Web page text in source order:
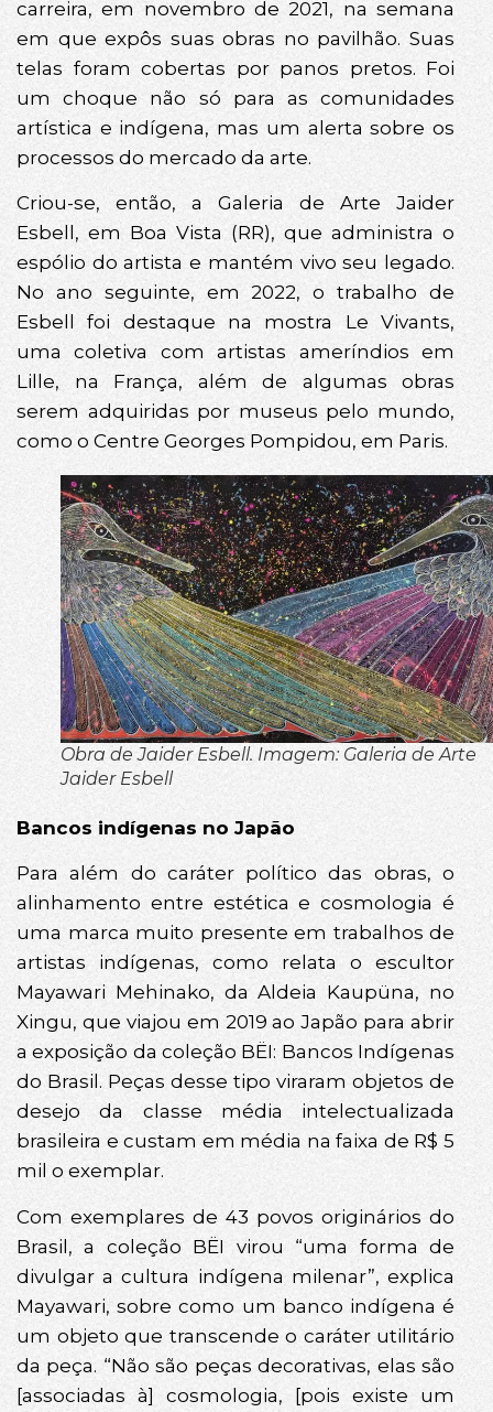
carreira, em novembro de 2021, na semana
em que expôs suas obras no pavilhão. Suas
telas foram cobertas por panos pretos. Foi
um choque não só para as comunidades
artística e indígena, mas um alerta sobre os
processos do mercado da arte.
Criou-se, então, a Galeria de Arte Jaider
Esbell, em Boa Vista (RR), que administra o
espólio do artista e mantém vivo seu legado.
No ano seguinte, em 2022, o trabalho de
Esbell foi destaque na mostra Le Vivants,
uma coletiva com artistas ameríndios em
Lille, na França, além de algumas obras
serem adquiridas por museus pelo mundo,
como o Centre Georges Pompidou, em Paris.
Obra de Jaider Esbell. Imagem: Galeria de Arte
Jaider Esbell
Bancos indígenas no Japão
Para além do caráter político das obras, o
alinhamento entre estética e cosmologia é
uma marca muito presente em trabalhos de
artistas indígenas, como relata o escultor
Mayawari Mehinako, da Aldeia Kaupüna, no
Xingu, que viajou em 2019 ao Japão para abrir
a exposição da coleção BËI: Bancos Indígenas
do Brasil. Peças desse tipo viraram objetos de
desejo da classe média intelectualizada
brasileira e custam em média na faixa de R$ 5
mil o exemplar.
Com exemplares de 43 povos originários do
Brasil, a coleção BËI virou “uma forma de
divulgar a cultura indígena milenar”, explica
Mayawari, sobre como um banco indígena é
um objeto que transcende o caráter utilitário
da peça. “Não são peças decorativas, elas são
[associadas à] cosmologia, [pois existe um